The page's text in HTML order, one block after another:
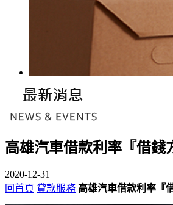
高雄汽車借款利率『借錢
2020-12-31
回首頁 貸款服務 高雄汽車借款利率『